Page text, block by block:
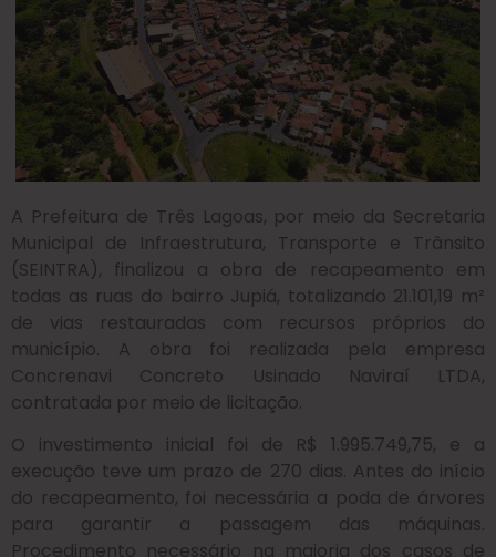
A Prefeitura de Três Lagoas, por meio da Secretaria
Municipal de Infraestrutura, Transporte e Trânsito
(SEINTRA), finalizou a obra de recapeamento em
todas as ruas do bairro Jupiá, totalizando 21.101,19 m²
de vias restauradas com recursos próprios do
município. A obra foi realizada pela empresa
Concrenavi Concreto Usinado Naviraí LTDA,
contratada por meio de licitação.
O investimento inicial foi de R$ 1.995.749,75, e a
execução teve um prazo de 270 dias. Antes do início
do recapeamento, foi necessária a poda de árvores
para garantir a passagem das máquinas.
Procedimento necessário na maioria dos casos de